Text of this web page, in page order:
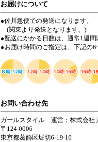
お届けについて
●佐川急便での発送になります。
(関東より発送となります。)
●配送にかかる日数は、通常1週
●お届け時間のご指定は、下記の
お問い合わせ先
ガールスタイル 運営：株式会社
〒124-0006
東京都葛飾区堀切6-19-10